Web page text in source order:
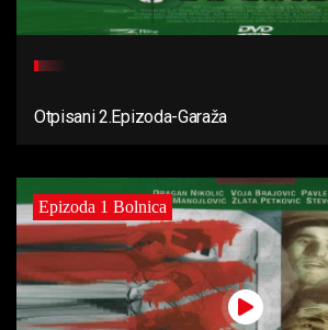
Otpisani 2.Epizoda-Garaža
Epizoda 1 Bolnica